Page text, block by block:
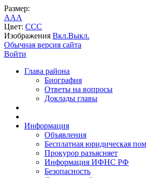
Размер:
AAA
Цвет: CCC
Изображения Вкл.Выкл.
Обычная версия сайта
Войти
Глава района
Биография
Ответы на вопросы
Доклады главы
Информация
Объявления
Бесплатная юридическая
Прокурор разъясняет
Информация ИФНС РФ
Безопасность